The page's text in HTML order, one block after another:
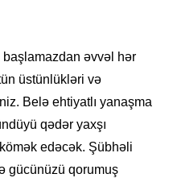
başlamazdan əvvəl hər
üstünlükləri və
Belə ehtiyatlı yanaşma
qədər yaxşı
kömək edəcək. Şübhəli
gücünüzü qorumuş